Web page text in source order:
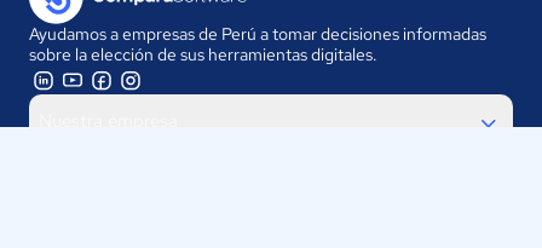
Ayudamos a empresas de Perú a tomar decisiones informadas
sobre la elección de sus herramientas digitales.